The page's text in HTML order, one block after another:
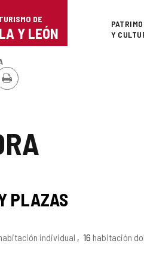
DE
Y LEÓN
Y
Imprimir
PLAZAS
individual 16 habitación